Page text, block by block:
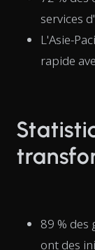
services
L'Asie-
rapide
89 % des
ont des